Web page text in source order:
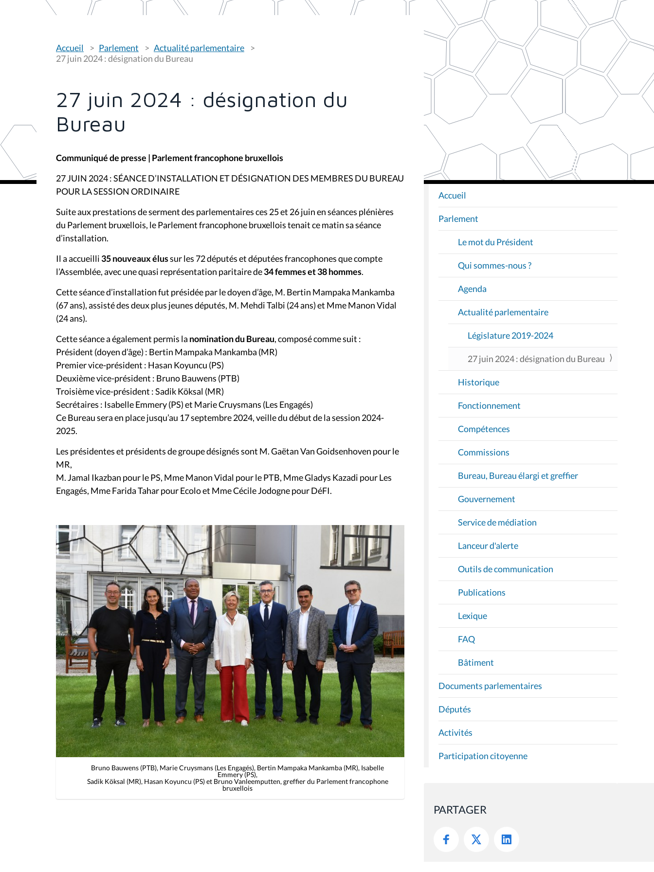
o
u
s
Accueil Parlement
Actualité parlementaire
27 juin 2024 : désignation du Bureau
27 juin 2024 : désignation du
Bureau
Communiqué de presse | Parlement francophone bruxellois
27 JUIN 2024 : SÉANCE D’INSTALLATION ET DÉSIGNATION DES MEMBRES DU BUREAU
POUR LA SESSION ORDINAIRE
Suite aux prestations de serment des parlementaires ces 25 et 26 juin en séances plénières
du Parlement bruxellois, le Parlement francophone bruxellois tenait ce matin sa séance
d’installation.
Il a accueilli 35 nouveaux élussur les 72 députés et députées francophones que compte
l’Assemblée, avec une quasi représentation paritaire de34 femmes et 38 hommes.
Cette séance d’installation fut présidée par le doyen d’âge, M. Bertin Mampaka Mankamba
(67 ans), assisté des deux plus jeunes députés, M. Mehdi Talbi (24 ans) et Mme Manon Vidal
(24 ans).
Cette séance a également permis la nomination du Bureau, composé comme suit :
Président (doyen d’âge) : Bertin Mampaka Mankamba (MR)
Premier vice-président : Hasan Koyuncu (PS)
Deuxième vice-président : Bruno Bauwens (PTB)
Troisième vice-président : Sadik Köksal (MR)
Secrétaires : Isabelle Emmery (PS) et Marie Cruysmans (Les Engagés)
Ce Bureau sera en place jusqu’au 17 septembre 2024, veille du début de la session 2024-
2025.
Les présidentes et présidents de groupe désignés sont M. Gaëtan Van Goidsenhoven pour le
MR,
M. Jamal Ikazban pour le PS, Mme Manon Vidal pour le PTB, Mme Gladys Kazadi pour Les
Engagés, Mme Farida Tahar pour Ecolo et Mme Cécile Jodogne pour DéFI.
Bruno Bauwens (PTB), Marie Cruysmans (Les Engagés), Bertin Mampaka Mankamba (MR), Isabelle
Emmery (PS),
Sadik Köksal (MR), Hasan Koyuncu (PS) et Bruno Vanleemputten, greffier du Parlement francophone
bruxellois
N
A
V
G
T
O
Accueil
Parlement
Le mot du Président
Qui sommes-nous ?
Agenda
Actualité parlementaire
Législature 2019-2024
27 juin 2024 : désignation du Bureau
Historique
Fonctionnement
Compétences
Commissions
Bureau, Bureau élargi et greffier
Gouvernement
Service de médiation
Lanceur d'alerte
Outils de communication
Publications
Lexique
FAQ
Bâtiment
Documents parlementaires
Députés
Activités
Participation citoyenne
PARTAGER